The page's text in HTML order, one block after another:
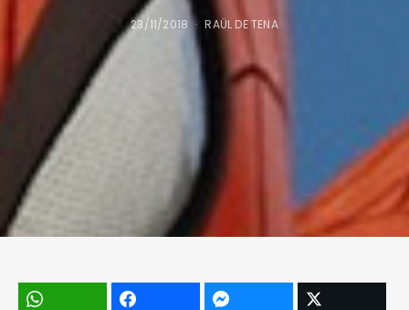
23/11/2018 RAÜL DE TENA